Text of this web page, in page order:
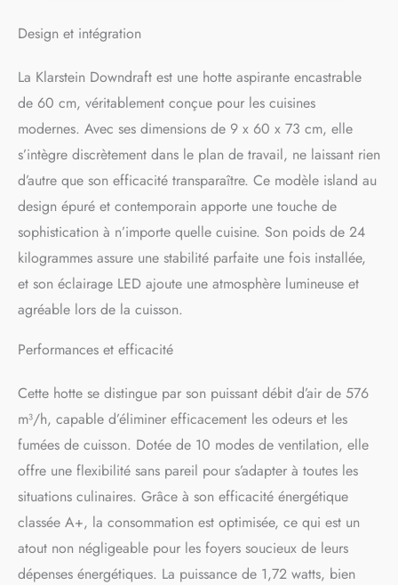
assure un flux d'air puissant
tout en restant économe en
énergie. Reconnu avec un
classement d'efficacité
énergétique A, il réduit le
coût énergétique de votre
D'ASPIRATION ET DE
RECIRCULATION : Cette
hotte permet l'extraction et
également la recirculation.
En mode recirculation, les
séparément. UN HOTTE
INGENIEUSE : Aspirant la
vapeur horizontalement sur
la cuisinière, plutôt que de
aspirantes descendantes
sont installées sur un plan
de travail ou un îlot de
cuisine et se lèvent lorsqu'il
est temps de cuisiner.
FACILE À INSTALLER ET À
Design et intégration
La Klarstein Downdraft est une hotte aspirante encastrable
de 60 cm, véritablement conçue pour les cuisines
modernes. Avec ses dimensions de 9 x 60 x 73 cm, elle
s’intègre discrètement dans le plan de travail, ne laissant rien
d’autre que son efficacité transparaître. Ce modèle island au
design épuré et contemporain apporte une touche de
sophistication à n’importe quelle cuisine. Son poids de 24
kilogrammes assure une stabilité parfaite une fois installée,
et son éclairage LED ajoute une atmosphère lumineuse et
agréable lors de la cuisson.
Performances et efficacité
Cette hotte se distingue par son puissant débit d’air de 576
m³/h, capable d’éliminer efficacement les odeurs et les
fumées de cuisson. Dotée de 10 modes de ventilation, elle
offre une flexibilité sans pareil pour s’adapter à toutes les
situations culinaires. Grâce à son efficacité énergétique
classée A+, la consommation est optimisée, ce qui est un
atout non négligeable pour les foyers soucieux de leurs
dépenses énergétiques. La puissance de 1,72 watts, bien